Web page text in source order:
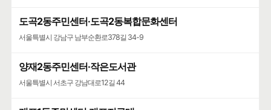
도곡2동주민센터·도곡2동복합문화센터
서울특별시 강남구 남부순환로378길 34-9
양재2동주민센터·작은도서관
서울특별시 서초구 강남대로12길 44